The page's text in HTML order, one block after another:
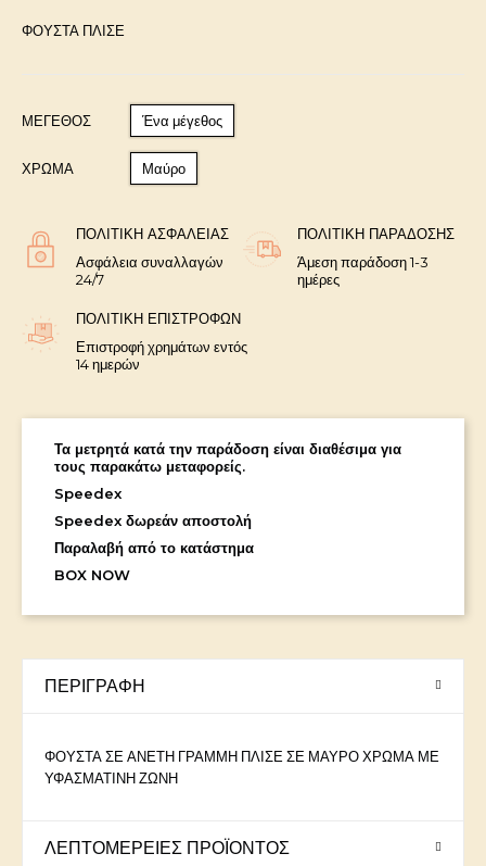
ΦΟΥΣΤΑ ΠΛΙΣΕ
ΜΈΓΕΘΟΣ Ένα μέγεθος
ΧΡΩΜΑ Μαύρο
ΠΟΛΙΤΙΚΉ ΑΣΦΑΛΕΊΑΣ
Ασφάλεια συναλλαγών
24/7
ΠΟΛΙΤΙΚΉ ΠΑΡΆΔΟΣΗΣ
Άμεση παράδοση 1-3
ημέρες
ΠΟΛΙΤΙΚΉ ΕΠΙΣΤΡΟΦΏΝ
Επιστροφή χρημάτων εντός
14 ημερών
Τα μετρητά κατά την παράδοση είναι διαθέσιμα για
τους παρακάτω μεταφορείς.
Speedex
Speedex δωρεάν αποστολή
Παραλαβή από το κατάστημα
BOX NOW
ΠΕΡΙΓΡΑΦΉ
ΦΟΥΣΤΑ ΣΕ ΑΝΕΤΗ ΓΡΑΜΜΗ ΠΛΙΣΕ ΣΕ ΜΑΥΡΟ ΧΡΩΜΑ ΜΕ
ΥΦΑΣΜΑΤΙΝΗ ΖΩΝΗ
ΛΕΠΤΟΜΈΡΕΙΕΣ ΠΡΟΪΌΝΤΟΣ